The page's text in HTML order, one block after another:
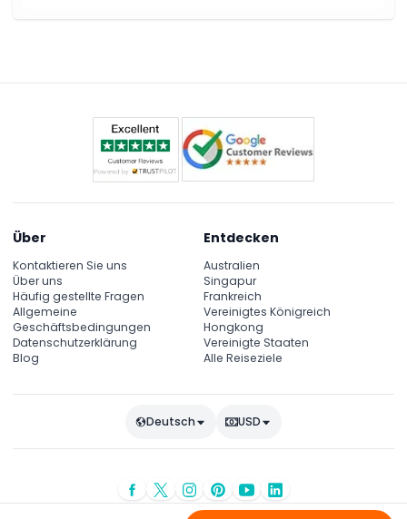
Über
Kontaktieren Sie uns
Über uns
Häufig gestellte Fragen
Allgemeine
Geschäftsbedingungen
Datenschutzerklärung
Blog
Entdecken
Australien
Singapur
Frankreich
Vereinigtes Königreich
Hongkong
Vereinigte Staaten
Alle Reiseziele
Deutsch USD
© Urheberrecht 2026JTR Holidays- Alle Rechte vorbehalten